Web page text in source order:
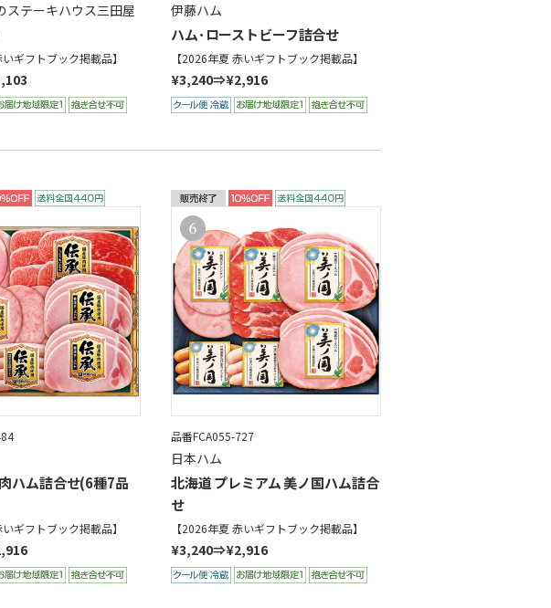
ステーキハウス三田屋
いギフトブック掲載品】
伊藤ハム
ハム･ローストビーフ詰合せ
【2026年夏 赤いギフトブック掲載品】
¥3,240⇒¥2,916
ハム詰合せ(6種7品
いギフトブック掲載品】
品番FCA055-727
日本ハム
北海道 プレミアム 美ノ国ハム詰合
せ
【2026年夏 赤いギフトブック掲載品】
¥3,240⇒¥2,916